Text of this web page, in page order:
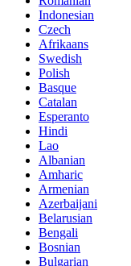
Indonesian
Czech
Afrikaans
Swedish
Polish
Basque
Catalan
Esperanto
Hindi
Lao
Albanian
Amharic
Armenian
Azerbaijani
Belarusian
Bengali
Bosnian
Bulgarian